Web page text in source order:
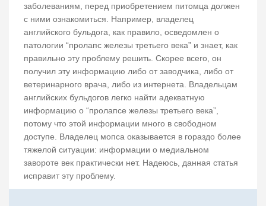
заболеваниям, перед приобретением питомца должен
с ними ознакомиться. Например, владелец
английского бульдога, как правило, осведомлен о
патологии “пролапс железы третьего века” и знает, как
правильно эту проблему решить. Скорее всего, он
получил эту информацию либо от заводчика, либо от
ветеринарного врача, либо из интернета. Владельцам
английских бульдогов легко найти адекватную
информацию о “пролапсе железы третьего века”,
потому что этой информации много в свободном
доступе. Владелец мопса оказывается в гораздо более
тяжелой ситуации: информации о медиальном
завороте век практически нет. Надеюсь, данная статья
исправит эту проблему.